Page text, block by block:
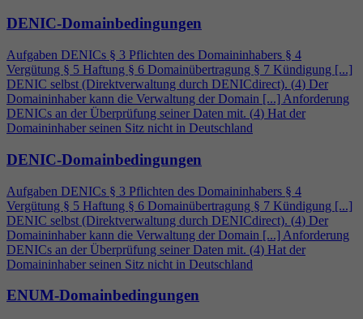
DENIC-Domainbedingungen
Aufgaben DENICs § 3 Pflichten des Domaininhabers § 4
Vergütung § 5 Haftung § 6 Domainübertragung § 7 Kündigung [...]
DENIC selbst (Direktverwaltung durch DENICdirect). (4) Der
Domaininhaber kann die Verwaltung der Domain [...] Anforderung
DENICs an der Überprüfung seiner Daten mit. (4) Hat der
Domaininhaber seinen Sitz nicht in Deutschland
DENIC-Domainbedingungen
Aufgaben DENICs § 3 Pflichten des Domaininhabers § 4
Vergütung § 5 Haftung § 6 Domainübertragung § 7 Kündigung [...]
DENIC selbst (Direktverwaltung durch DENICdirect). (4) Der
Domaininhaber kann die Verwaltung der Domain [...] Anforderung
DENICs an der Überprüfung seiner Daten mit. (4) Hat der
Domaininhaber seinen Sitz nicht in Deutschland
ENUM-Domainbedingungen